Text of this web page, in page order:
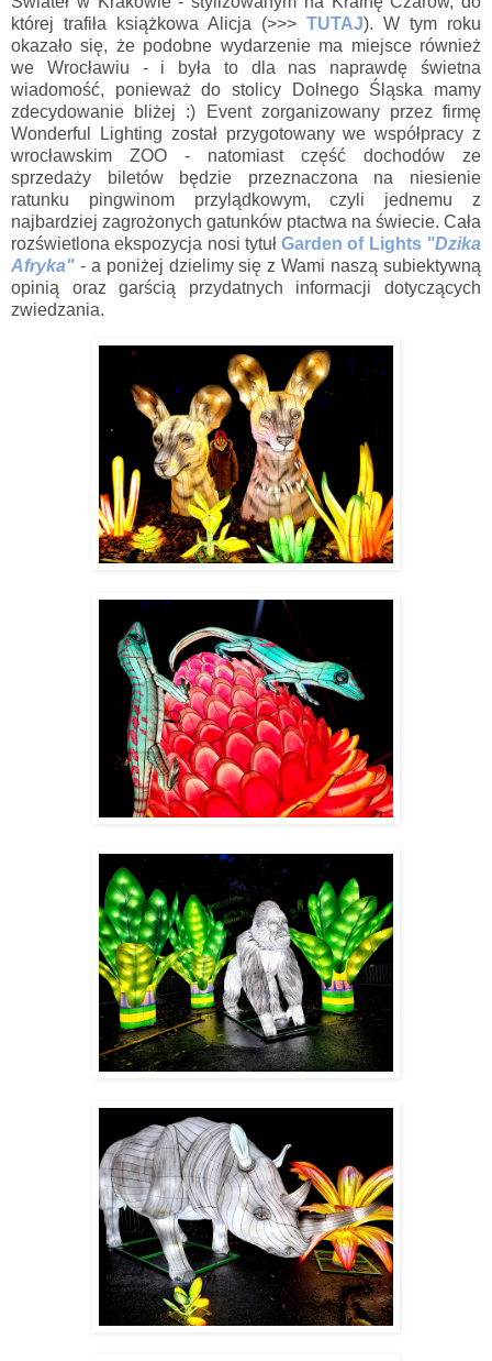
której trafiła książkowa Alicja (>>> TUTAJ). W tym roku
okazało się, że podobne wydarzenie ma miejsce również
we Wrocławiu - i była to dla nas naprawdę świetna
wiadomość, ponieważ do stolicy Dolnego Śląska mamy
zdecydowanie bliżej :) Event zorganizowany przez firmę
Wonderful Lighting został przygotowany we współpracy z
wrocławskim ZOO - natomiast część dochodów ze
sprzedaży biletów będzie przeznaczona na niesienie
ratunku pingwinom przylądkowym, czyli jednemu z
najbardziej zagrożonych gatunków ptactwa na świecie. Cała
rozświetlona ekspozycja nosi tytułGarden of Lights "Dzika
Afryka" - a poniżej dzielimy się z Wami naszą subiektywną
opinią oraz garścią przydatnych informacji dotyczących
zwiedzania.